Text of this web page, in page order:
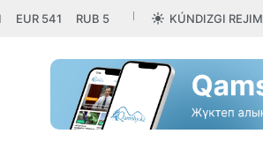
EUR 541 RUB 5 KÚNDIZGI REJIM